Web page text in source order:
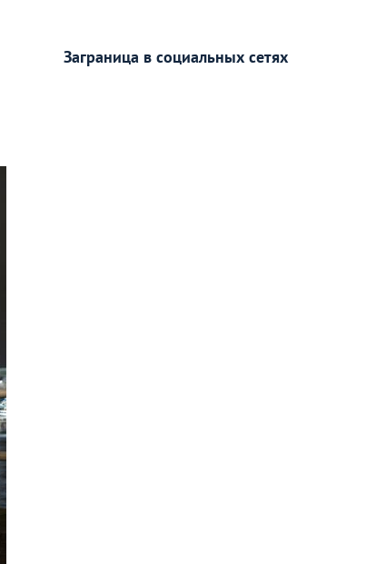
Заграница в социальных сетях